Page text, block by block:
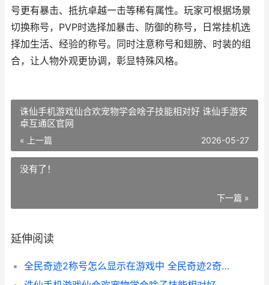
号更有暴击、抵抗卓越一击等稀有属性。玩家可根据场景
切换称号，PVP时选择加暴击、防御的称号，日常挂机选
择加生活、经验的称号。同时注意称号和翅膀、时装的组
合，让人物外观更协调，彰显特殊风格。
诛仙手机游戏仙合欢宠物学会啥子技能相对好 诛仙手游安
卓互通区官网
« 上一篇 2026-05-27
没有了！
下一篇 »
延伸阅读
全民奇迹2称号怎么显示在游戏中 全民奇迹2奇迹先锋称号